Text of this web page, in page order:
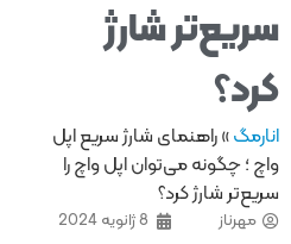
شارژ
»راهنمای شارژ سریع اپل
؛ چگونه می‌توان اپل واچ را
شارژ کرد؟
مهرناز